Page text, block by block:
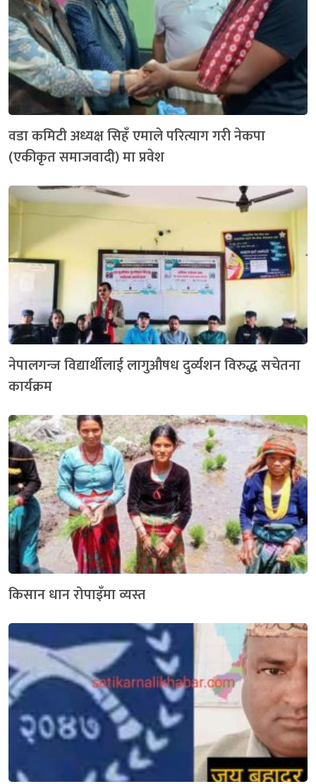
वडा कमिटी अध्यक्ष सिहँ एमाले परित्याग गरी नेकपा
(एकीकृत समाजवादी) मा प्रवेश
नेपालगन्ज विद्यार्थीलाई लागुऔषध दुर्व्यशन विरुद्ध सचेतना
कार्यक्रम
किसान धान रोपाइँमा व्यस्त